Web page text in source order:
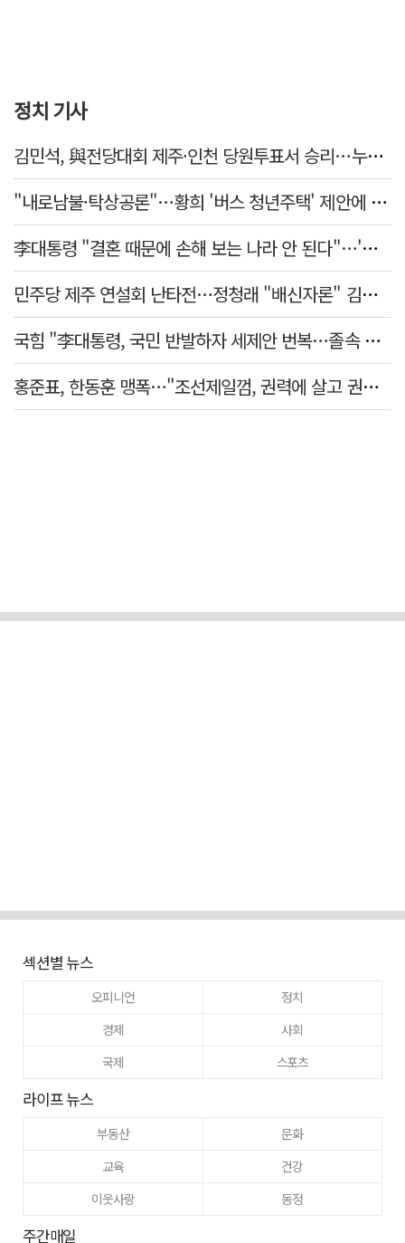
정치 기사
김민석, 與전당대회 제주·인천 당원투표서 승리…누적 득표는 '초박빙'
"내로남불·탁상공론"…황희 '버스 청년주택' 제안에 與 내부서도 쓴소리
李대통령 "결혼 때문에 손해 보는 나라 안 된다"…'결혼 페널티' 22개 손본다
민주당 제주 연설회 난타전…정청래 "배신자론" 김민석 "관리 무능"
국힘 "李대통령, 국민 반발하자 세제안 번복…졸속 국정 즉각 중단"
홍준표, 한동훈 맹폭…"조선제일껌, 권력에 살고 권력에 죽었다"
섹션별 뉴스
오피니언
정치
경제
사회
국제
스포츠
라이프 뉴스
부동산
문화
교육
건강
이웃사랑
동정
주간매일